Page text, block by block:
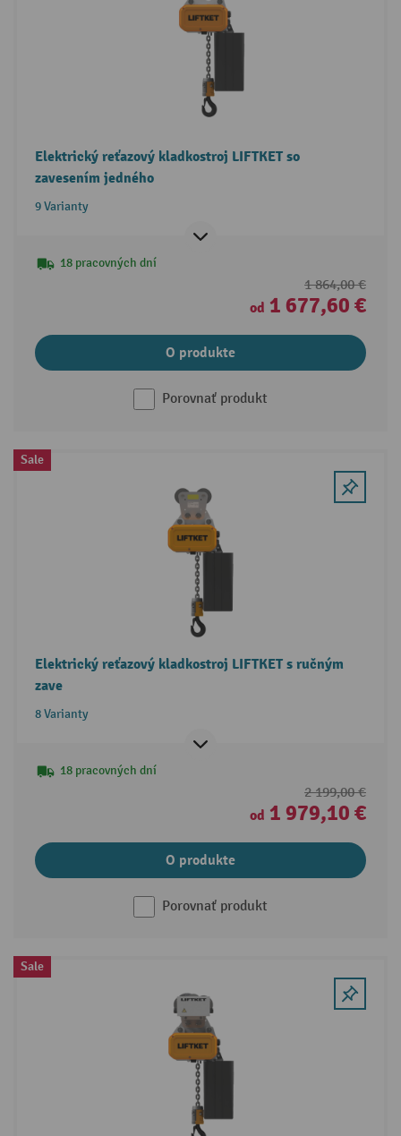
Elektrický reťazový kladkostroj LIFTKET so
zavesením jedného
9 Varianty
18 pracovných dní
1 864,00 €
od 1 677,60 €
O produkte
Porovnať produkt
Sale
Elektrický reťazový kladkostroj LIFTKET s ručným
zave
8 Varianty
18 pracovných dní
2 199,00 €
od 1 979,10 €
O produkte
Porovnať produkt
Sale